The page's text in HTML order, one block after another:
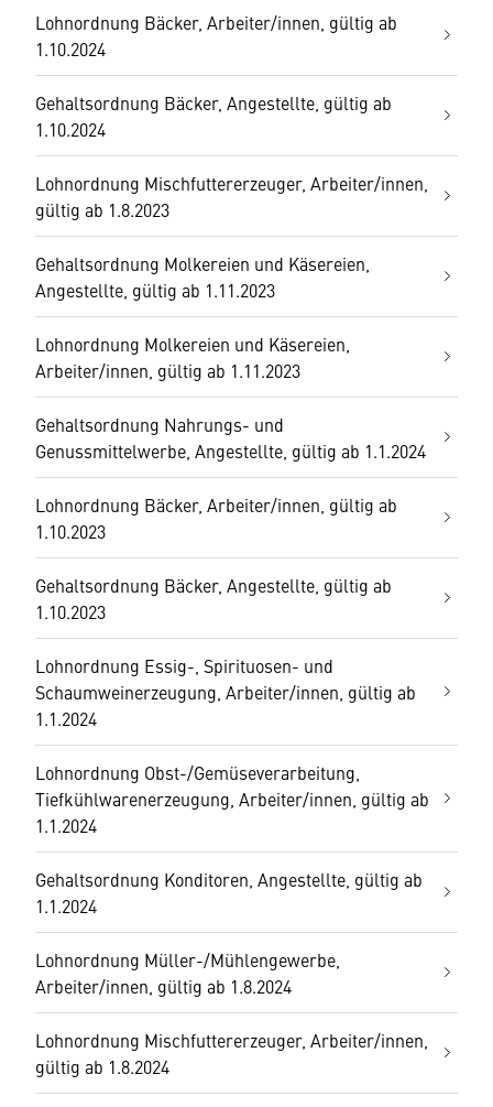
Lohnordnung Bäcker, Arbeiter/innen, gültig ab
1.10.2024
Gehaltsordnung Bäcker, Angestellte, gültig ab
1.10.2024
Lohnordnung Mischfuttererzeuger, Arbeiter/innen,
gültig ab 1.8.2023
Gehaltsordnung Molkereien und Käsereien,
Angestellte, gültig ab 1.11.2023
Lohnordnung Molkereien und Käsereien,
Arbeiter/innen, gültig ab 1.11.2023
Gehaltsordnung Nahrungs- und
Genussmittelwerbe, Angestellte, gültig ab 1.1.2024
Lohnordnung Bäcker, Arbeiter/innen, gültig ab
1.10.2023
Gehaltsordnung Bäcker, Angestellte, gültig ab
1.10.2023
Lohnordnung Essig-, Spirituosen- und
Schaumweinerzeugung, Arbeiter/innen, gültig ab
1.1.2024
Lohnordnung Obst-/Gemüseverarbeitung,
Tiefkühlwarenerzeugung, Arbeiter/innen, gültig ab
1.1.2024
Gehaltsordnung Konditoren, Angestellte, gültig ab
1.1.2024
Lohnordnung Müller-/Mühlengewerbe,
Arbeiter/innen, gültig ab 1.8.2024
Lohnordnung Mischfuttererzeuger, Arbeiter/innen,
gültig ab 1.8.2024